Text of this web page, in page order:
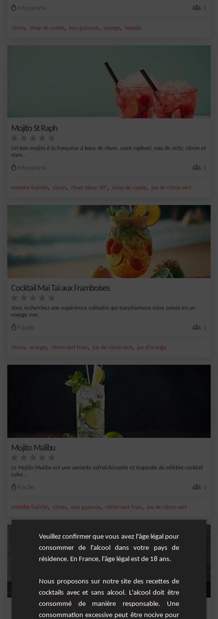
Moyenne 1
citron, sirop de canne, eau gazeuse, orange, tequila
Mojito St Raph
Un bon mojito à la française à base de rhum, saint raphael, eau de seltz, citron et
men...
Moyenne 1
menthe fraîche, citron, rhum blanc 40°, sirop de canne, jus de citron vert
Cocktail Mai Tai aux Framboises
Vous recherchez une expérience culinaire qui transformera votre soirée en un
voyage exo...
Facile 1
citron, orange, citron vert frais, jus de citron vert, jus d'orange
Mojito Malibu
Le Mojito Malibu est une variante rafraîchissante et tropicale du célèbre cocktail
cuba...
Facile 1
menthe fraîche, citron, eau gazeuse, citron vert frais, jus de citron vert
Soupe Champenoise
Veuillez confirmer que vous avez l'âge légal pour
consommer de l'alcool dans votre pays de
résidence. En France, l'âge légal est de 18 ans.
Nous proposons sur notre site des recettes de
cocktails avec et sans alcool. L'alcool doit être
consommé de manière responsable. Une
consommation excessive peut être nocive pour